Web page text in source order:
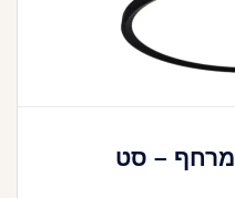
צמוד תקרה GALAXY מרחף – סט